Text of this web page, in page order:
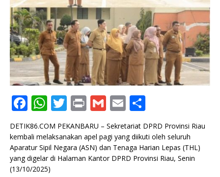
F
a
c
e
b
W
h
at
s
A
T
w
it
te
r
P
ri
n
t
G
m
ai
l
E
m
ai
l
h
ar
e
DETIK86.COM PEKANBARU – Sekretariat DPRD Provinsi Riau
kembali melaksanakan apel pagi yang diikuti oleh seluruh
Aparatur Sipil Negara (ASN) dan Tenaga Harian Lepas (THL)
yang digelar di Halaman Kantor DPRD Provinsi Riau, Senin
(13/10/2025)